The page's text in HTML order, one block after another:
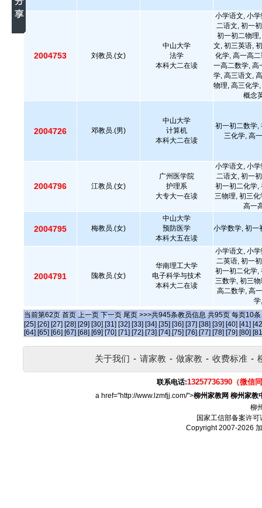
2004753 刘教员.(女)
中山大学
法学
本科大二在读
小学语文, 小
二语文, 初一
初一初二物理
文, 初三英语,
化学, 高一高
一高二数学, 高
学, 高三语文,
物理, 高三化学
概念
2004726 邓教员.(男)
中山大学
计算机
本科大二在读
初一初二数学,
三化学, 高
2004796 江教员.(女)
广州医学院
护理系
大专大一在读
小学语文, 小
二语文, 初一
初一初二化学,
三物理, 初三
高一
2004795 梅教员.(女)
中山大学
预防医学
本科大五在读
小学数学, 初一
2004791 隗教员.(女)
华南理工大学
电子科学与技术
本科大二在读
小学语文, 小
二英语, 初一
初一初二化学,
三数学, 初三
高二数学, 高
当前第62页 首页 上一页 下一页 尾页 >>>共945条教员信息 共95页 每页10条
[25] [26] [27] [28] [29] [30] [31] [32] [33] [34] [35] [36] [37] [38] [39] [40] [41]
[64] [65] [66] [67] [68] [69] [70] [71] [72] [73] [74] [75] [76] [77] [78] [79] [80]
关于我们 - 请家教 - 做家教 - 收费标准 -
联系电话:13257736390（微信
a href="http://www.lzmfjj.com/">柳州家教网 柳州家教
柳
国家工信部备案许可
Copyright 2007-2026